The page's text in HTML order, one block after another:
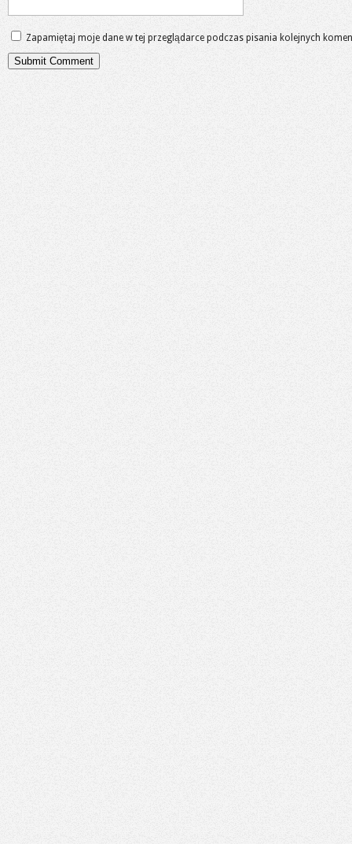
Zapamiętaj moje dane w tej przeglądarce podczas pisania kolejnych